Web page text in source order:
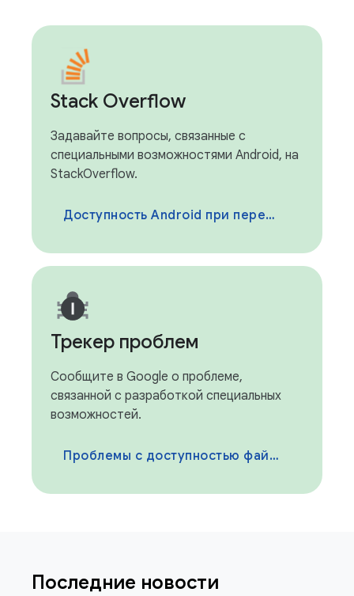
Stack Overflow
Задавайте вопросы, связанные с
специальными возможностями Android, на
StackOverflow.
Доступность Android при переполнении стека
Трекер проблем
Сообщите в Google о проблеме,
связанной с разработкой специальных
возможностей.
Проблемы с доступностью файлов
Последние новости